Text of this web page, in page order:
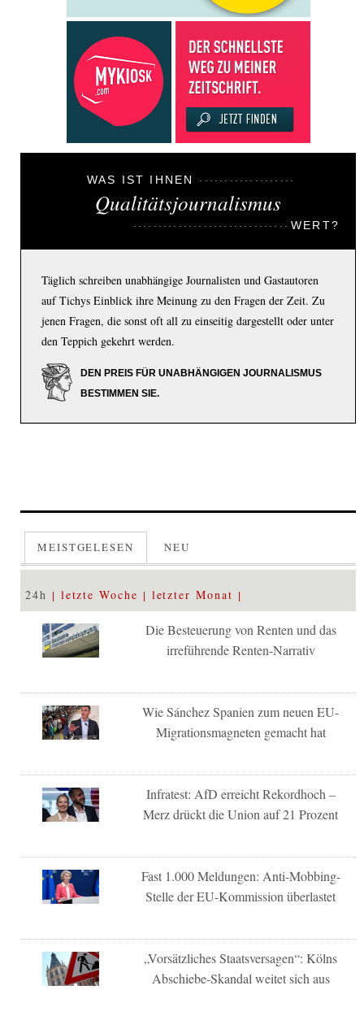
WAS IST IHNEN
Qualitätsjournalismus
WERT?
Täglich schreiben unabhängige Journalisten und Gastautoren
auf Tichys Einblick ihre Meinung zu den Fragen der Zeit. Zu
jenen Fragen, die sonst oft all zu einseitig dargestellt oder unter
den Teppich gekehrt werden.
DEN PREIS FÜR UNABHÄNGIGEN JOURNALISMUS
BESTIMMEN SIE.
MEISTGELESEN NEU
24h letzte Woche letzter Monat
Die Besteuerung von Renten und das
irreführende Renten-Narrativ
Wie Sánchez Spanien zum neuen EU-
Migrationsmagneten gemacht hat
Infratest: AfD erreicht Rekordhoch –
Merz drückt die Union auf 21 Prozent
Fast 1.000 Meldungen: Anti-Mobbing-
Stelle der EU-Kommission überlastet
„Vorsätzliches Staatsversagen“: Kölns
Abschiebe-Skandal weitet sich aus